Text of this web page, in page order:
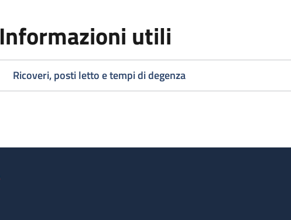
Informazioni utili
Ricoveri, posti letto e tempi di degenza